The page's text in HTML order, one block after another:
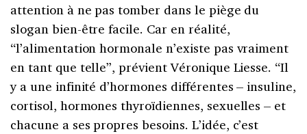
attention à ne pas tomber dans le piège du
slogan bien-être facile. Car en réalité,
“l’alimentation hormonale n’existe pas vraiment
en tant que telle”, prévient Véronique Liesse. “Il
y a une infinité d’hormones différentes – insuline,
cortisol, hormones thyroïdiennes, sexuelles – et
chacune a ses propres besoins. L’idée, c’est